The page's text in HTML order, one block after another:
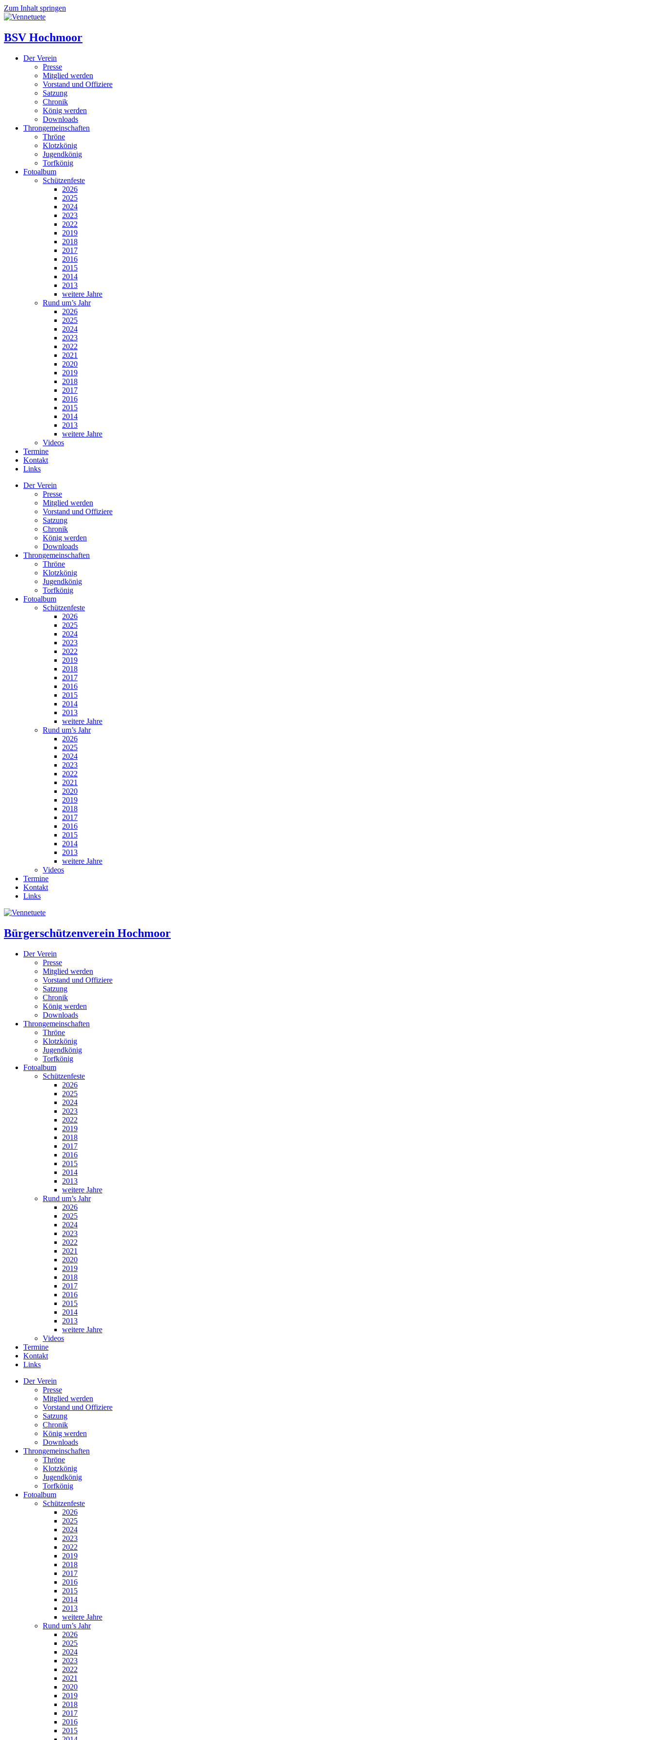
Zum Inhalt springen
BSV Hochmoor
Der Verein
Presse
Mitglied werden
Vorstand und Offiziere
Satzung
Chronik
König werden
Downloads
Throngemeinschaften
Thröne
Klotzkönig
Jugendkönig
Torfkönig
Fotoalbum
Schützenfeste
2026
2025
2024
2023
2022
2019
2018
2017
2016
2015
2014
2013
weitere Jahre
Rund um’s Jahr
2026
2025
2024
2023
2022
2021
2020
2019
2018
2017
2016
2015
2014
2013
weitere Jahre
Videos
Termine
Kontakt
Links
Der Verein
Presse
Mitglied werden
Vorstand und Offiziere
Satzung
Chronik
König werden
Downloads
Throngemeinschaften
Thröne
Klotzkönig
Jugendkönig
Torfkönig
Fotoalbum
Schützenfeste
2026
2025
2024
2023
2022
2019
2018
2017
2016
2015
2014
2013
weitere Jahre
Rund um’s Jahr
2026
2025
2024
2023
2022
2021
2020
2019
2018
2017
2016
2015
2014
2013
weitere Jahre
Videos
Termine
Kontakt
Links
Bürgerschützenverein Hochmoor
Der Verein
Presse
Mitglied werden
Vorstand und Offiziere
Satzung
Chronik
König werden
Downloads
Throngemeinschaften
Thröne
Klotzkönig
Jugendkönig
Torfkönig
Fotoalbum
Schützenfeste
2026
2025
2024
2023
2022
2019
2018
2017
2016
2015
2014
2013
weitere Jahre
Rund um’s Jahr
2026
2025
2024
2023
2022
2021
2020
2019
2018
2017
2016
2015
2014
2013
weitere Jahre
Videos
Termine
Kontakt
Links
Der Verein
Presse
Mitglied werden
Vorstand und Offiziere
Satzung
Chronik
König werden
Downloads
Throngemeinschaften
Thröne
Klotzkönig
Jugendkönig
Torfkönig
Fotoalbum
Schützenfeste
2026
2025
2024
2023
2022
2019
2018
2017
2016
2015
2014
2013
weitere Jahre
Rund um’s Jahr
2026
2025
2024
2023
2022
2021
2020
2019
2018
2017
2016
2015